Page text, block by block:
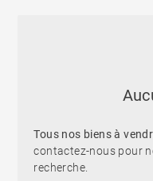
Tous nos biens à
contactez-nous pour
recherche.